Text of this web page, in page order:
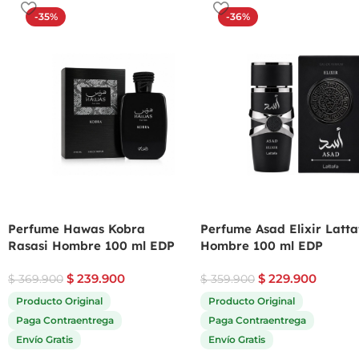
-35%
Perfume Hawas Kobra
Rasasi Hombre 100 ml EDP
$369.900 $ 239.900
Producto Original
Paga Contraentrega
Envío Gratis
-36%
Perfume Asad Elixir
Hombre 100 ml EDP
$359.900 $ 229.900
Producto Original
Paga Contraentrega
Envío Gratis